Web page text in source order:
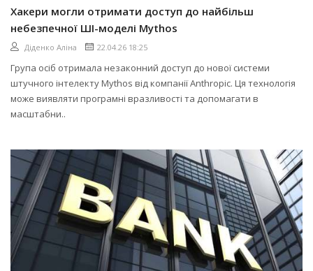
Хакери могли отримати доступ до найбільш
небезпечної ШІ-моделі Mythos
Діденко Аліна 22.04.26 18:25
Група осіб отримала незаконний доступ до нової системи
штучного інтелекту Mythos від компанії Anthropic. Ця технологія
може виявляти програмні вразливості та допомагати в
масштабни..